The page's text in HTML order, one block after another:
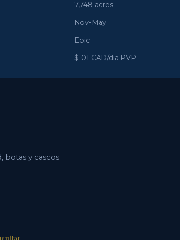
7,748 acres
Nov-May
Epic
$101 CAD/dia PVP
botas y cascos